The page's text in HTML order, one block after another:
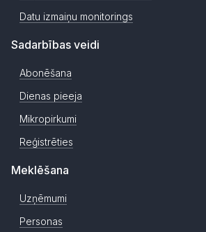
Datu izmaiņu monitorings
Sadarbības veidi
Abonēšana
Dienas pieeja
Mikropirkumi
Reģistrēties
Meklēšana
Uzņēmumi
Personas